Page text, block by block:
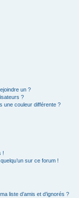
un ?
?
une couleur différente ?
!
sur ce forum !
liste d’amis et d’ignorés ?